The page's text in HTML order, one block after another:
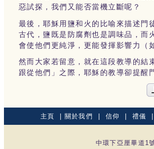
惡試探，我們又能否當機立斷呢？
最後，耶穌用鹽和火的比喻來描述門
古代，鹽既是防腐劑也是調味品，而
會使他們更純淨，更能發揮影響力（
然而大家若留意，就在這段教導的結
跟從他們」之際，耶穌的教導卻提醒
主頁 關於我們 信仰 禮儀
中環下亞厘畢道1